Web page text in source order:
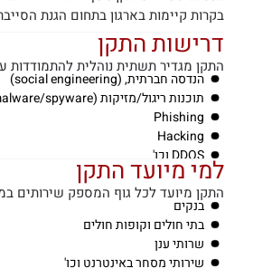
בקרות קיימות בארגון בתחום הגנת
דרישות התקן
התקן מגדיר תשתית נוהלית להתמודדות
הנדסה חברתית, (social engineering)
תוכנות ריגול/מזיקות (malware/spyware)
Phishing
Hacking
DDOS וכו'
למי מיועד התקן
התקן מיועד לכל גוף המספק שירותים
בנקים
בתי חולים וקופות חולים
שרותי ענן
שירותי מסחר באינטרנט וכו'